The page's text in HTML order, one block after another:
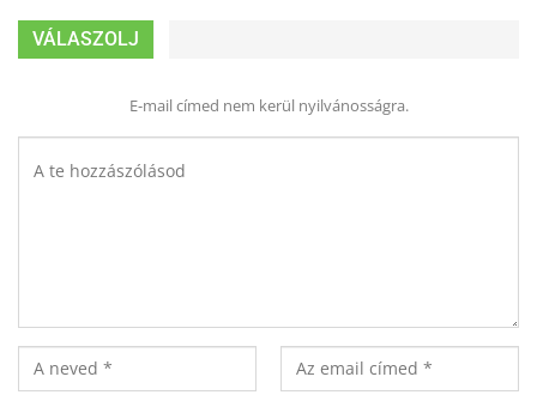
VÁLASZOLJ
E-mail címed nem kerül nyilvánosságra.